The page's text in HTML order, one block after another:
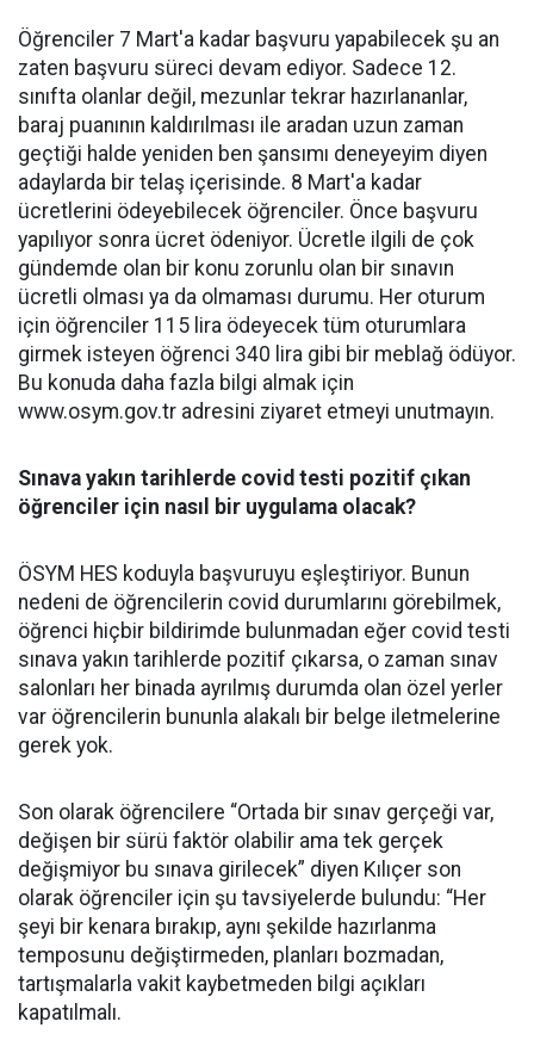
Öğrenciler 7 Mart'a kadar başvuru yapabilecek şu an
zaten başvuru süreci devam ediyor. Sadece 12.
sınıfta olanlar değil, mezunlar tekrar hazırlananlar,
baraj puanının kaldırılması ile aradan uzun zaman
geçtiği halde yeniden ben şansımı deneyeyim diyen
adaylarda bir telaş içerisinde. 8 Mart'a kadar
ücretlerini ödeyebilecek öğrenciler. Önce başvuru
yapılıyor sonra ücret ödeniyor. Ücretle ilgili de çok
gündemde olan bir konu zorunlu olan bir sınavın
ücretli olması ya da olmaması durumu. Her oturum
için öğrenciler 115 lira ödeyecek tüm oturumlara
girmek isteyen öğrenci 340 lira gibi bir meblağ ödüyor.
Bu konuda daha fazla bilgi almak için
www.osym.gov.tr adresini ziyaret etmeyi unutmayın.
Sınava yakın tarihlerde covid testi pozitif çıkan
öğrenciler için nasıl bir uygulama olacak?
ÖSYM HES koduyla başvuruyu eşleştiriyor. Bunun
nedeni de öğrencilerin covid durumlarını görebilmek,
öğrenci hiçbir bildirimde bulunmadan eğer covid testi
sınava yakın tarihlerde pozitif çıkarsa, o zaman sınav
salonları her binada ayrılmış durumda olan özel yerler
var öğrencilerin bununla alakalı bir belge iletmelerine
gerek yok.
Son olarak öğrencilere “Ortada bir sınav gerçeği var,
değişen bir sürü faktör olabilir ama tek gerçek
değişmiyor bu sınava girilecek” diyen Kılıçer son
olarak öğrenciler için şu tavsiyelerde bulundu: “Her
şeyi bir kenara bırakıp, aynı şekilde hazırlanma
temposunu değiştirmeden, planları bozmadan,
tartışmalarla vakit kaybetmeden bilgi açıkları
kapatılmalı.